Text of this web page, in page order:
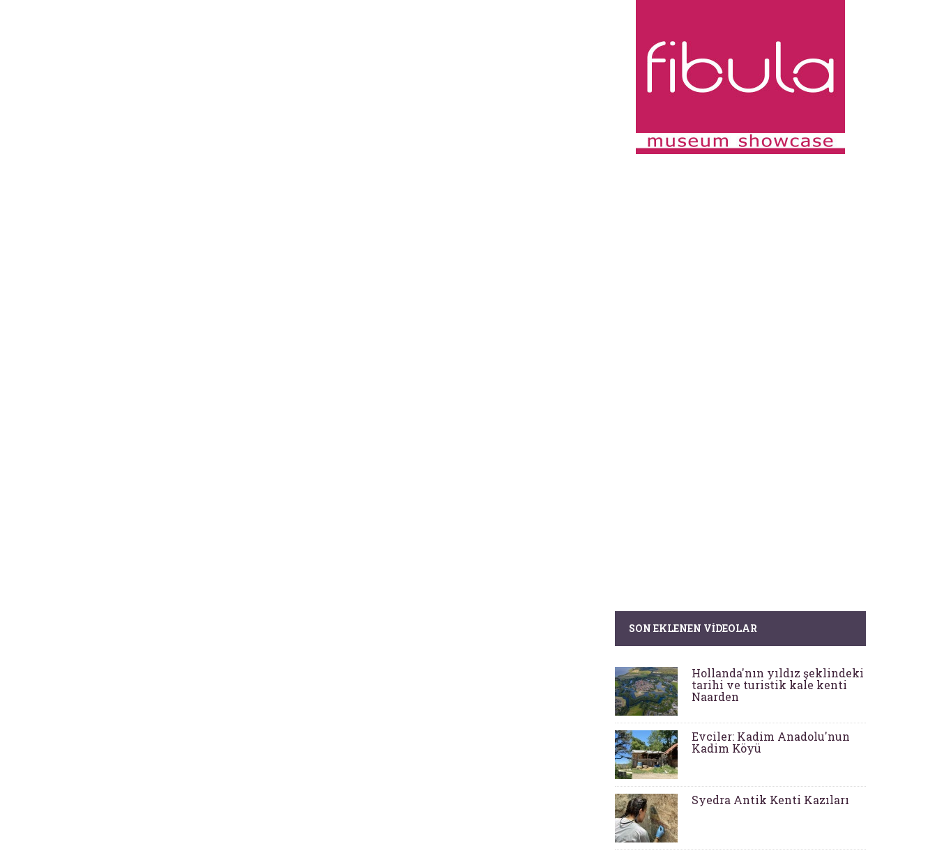
SON EKLENEN VIDEOLAR
Hollanda'nın yıldız şeklindeki
tarihi ve turistik kale kenti
Naarden
Evciler: Kadim Anadolu'nun
Kadim Köyü
Syedra Antik Kenti Kazıları